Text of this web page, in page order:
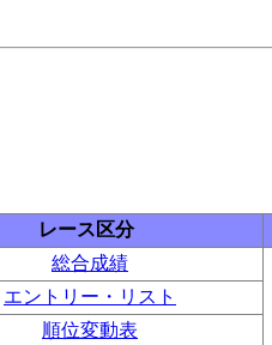
レース区分
総合成績
エントリー・リスト
順位変動表